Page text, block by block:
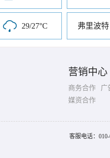
29/27°C 弗里波特
营销中心
商务合作
广
媒资合作
客服电话：